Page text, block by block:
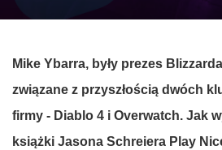
Mike Ybarra, były prezes Blizzarda
związane z przyszłością dwóch
firmy - Diablo 4 i Overwatch. Jak
książki Jasona Schreiera Play